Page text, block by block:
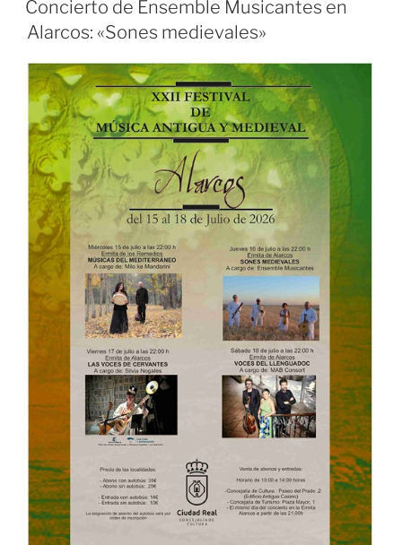
Concierto de Ensemble Musicantes en
Alarcos: «Sones medievales»